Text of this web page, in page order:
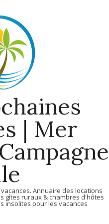
| Mer
Annuaire des locations
gîtes ruraux & chambres d'hôtes
insolites pour les vacances